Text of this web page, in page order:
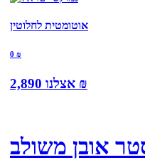
אוטומטית לחלוטין
0 ₪
אצלנו 2,890 ₪
אובן משולב